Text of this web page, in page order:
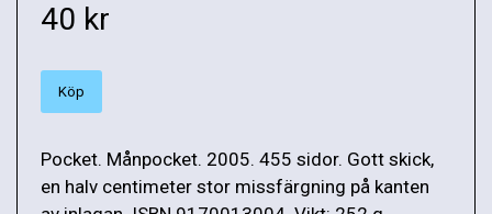
40 kr
Köp
Pocket. Månpocket. 2005. 455 sidor. Gott skick,
en halv centimeter stor missfärgning på kanten